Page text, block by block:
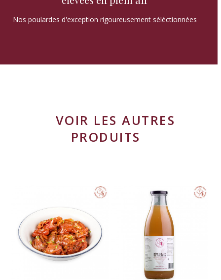
Nos poulardes d'exception rigoureusement séléctionnées
VOIR LES AUTRES
PRODUITS